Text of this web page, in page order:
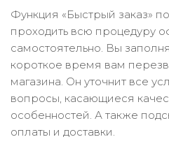
Функция «Быстрый заказ»
проходить всю процедуру
самостоятельно. Вы
короткое время вам
магазина. Он уточнит все
вопросы, касающиеся
особенностей. А также
оплаты и доставки.